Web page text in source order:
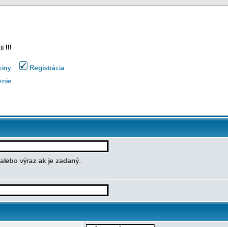
!!!
Registrácia
výraz ak je zadaný.